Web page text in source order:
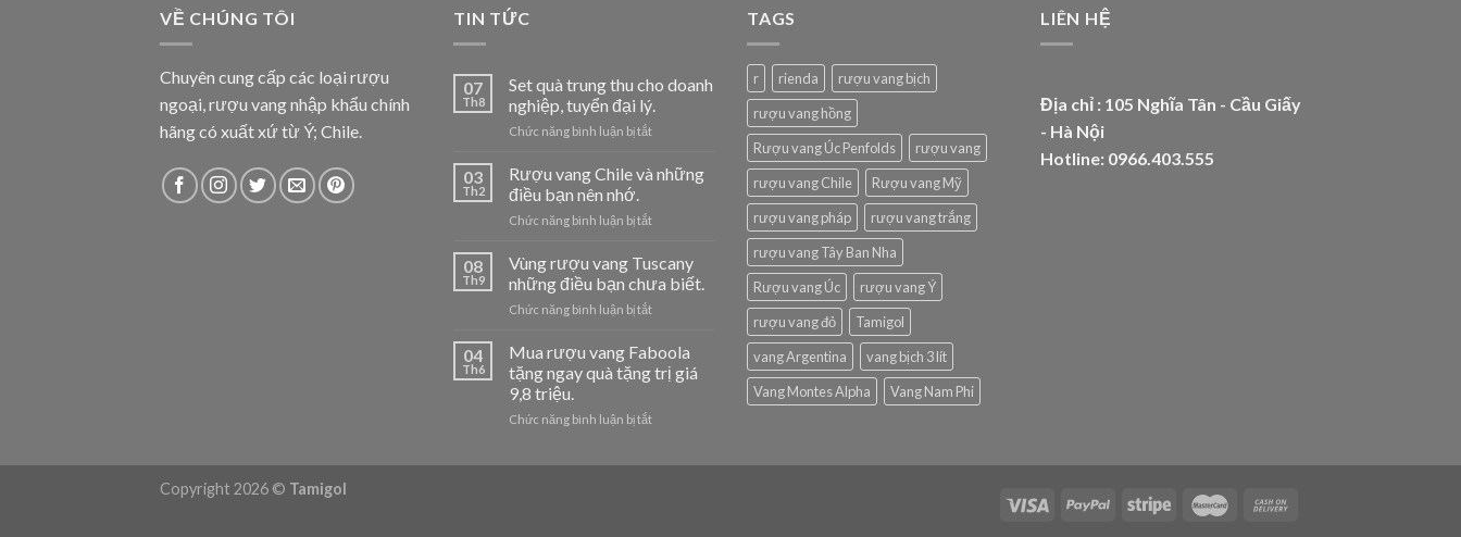
VỀ CHÚNG TÔI
Chuyên cung cấp các loại rượu
ngoại, rượu vang nhập khẩu chính
hãng có xuất xứ từ Ý; Chile.
TIN TỨC
07
Th8
Set quà trung thu cho doanh
nghiệp, tuyển đại lý.
Chức năng bình luận bị tắtở
quà
cho
nghiệp,
tuyển
lý.
03
Th2
Rượu vang Chile và những
điều bạn nên nhớ.
Chức năng bình luận bị tắtở
và
những
bạn
nên
nhớ.
08
Th9
Vùng rượu vang Tuscany
những điều bạn chưa biết.
Chức năng bình luận bị tắtở
rượu
vang
Tuscany
điều
04
Th6
Mua rượu vang Faboola
tặng ngay quà tặng trị giá
9,8 triệu.
Chức năng bình luận bị tắtở
TAGS
r rienda
rượu vang bịch
rượu vang hồng
Rượu vang Úc Penfolds
rượu vang
rượu vang Chile
Rượu vang Mỹ
rượu vang pháp
rượu vang trắng
rượu vang Tây Ban Nha
Rượu vang Úc
rượu vang Ý
rượu vang đỏ
Tamigol
vang Argentina
vang bịch 3 lít
Vang Montes Alpha
Vang Nam Phi
LIÊN HỆ
Địa chỉ : 105 Nghĩa Tân - Cầu Giấy
- Hà Nội
Hotline: 0966.403.555
Copyright 2026 © Tamigol